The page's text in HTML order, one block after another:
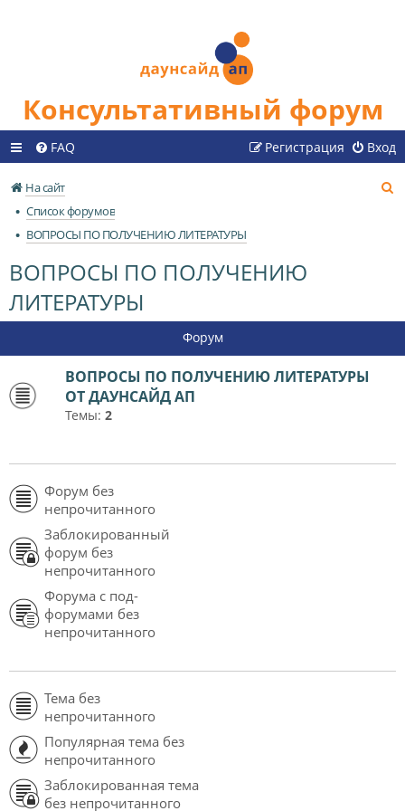
Консультативный форум
FAQ Вход
Регистрация
На сайт
Список форумов
ВОПРОСЫ ПО ПОЛУЧЕНИЮ ЛИТЕРАТУРЫ
ВОПРОСЫ ПО ПОЛУЧЕНИЮ
ЛИТЕРАТУРЫ
Форум
ВОПРОСЫ ПО ПОЛУЧЕНИЮ ЛИТЕРАТУРЫ
ОТ ДАУНСАЙД АП
Темы: 2
Форум без
непрочитанного
Заблокированный
форум без
непрочитанного
Форума с под-
форумами без
непрочитанного
Тема без
непрочитанного
Популярная тема без
непрочитанного
Заблокированная тема
без непрочитанного